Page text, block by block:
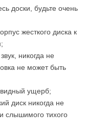
доски, будьте очень
жесткого диска к
никогда не
не может быть
ущерб;
диск никогда не
слышимого тихого